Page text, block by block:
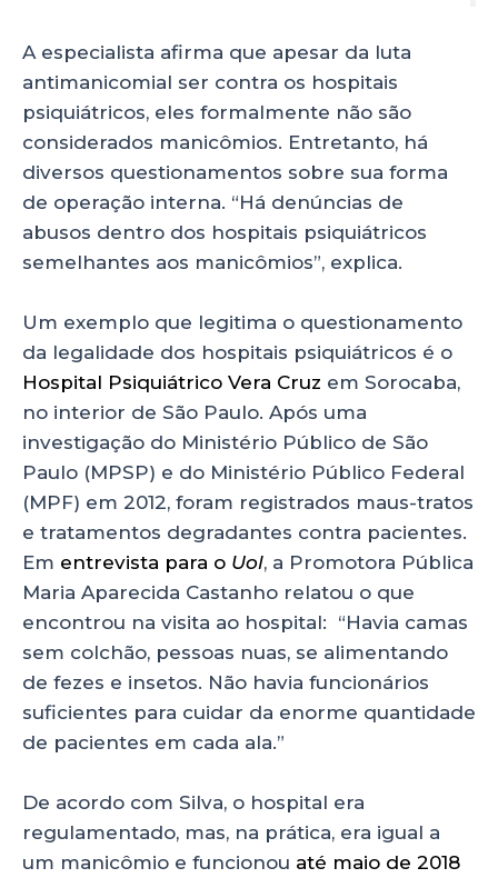
A especialista afirma que apesar da luta
antimanicomial ser contra os hospitais
psiquiátricos, eles formalmente não são
considerados manicômios. Entretanto, há
diversos questionamentos sobre sua forma
de operação interna. “Há denúncias de
abusos dentro dos hospitais psiquiátricos
semelhantes aos manicômios”, explica.
Um exemplo que legitima o questionamento
da legalidade dos hospitais psiquiátricos é o
Hospital Psiquiátrico Vera Cruz em Sorocaba,
no interior de São Paulo. Após uma
investigação do Ministério Público de São
Paulo (MPSP) e do Ministério Público Federal
(MPF) em 2012, foram registrados maus-tratos
e tratamentos degradantes contra pacientes.
Em entrevista para o Uol, a Promotora Pública
Maria Aparecida Castanho relatou o que
encontrou na visita ao hospital: “Havia camas
sem colchão, pessoas nuas, se alimentando
de fezes e insetos. Não havia funcionários
suficientes para cuidar da enorme quantidade
de pacientes em cada ala.”
De acordo com Silva, o hospital era
regulamentado, mas, na prática, era igual a
um manicômio e funcionou até maio de 2018